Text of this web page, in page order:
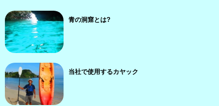
青の洞窟とは?
当社で使用するカヤック